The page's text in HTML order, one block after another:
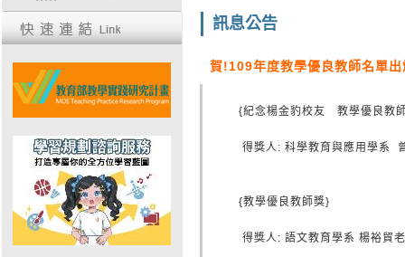
訊息公告
賀!109年度教學優良教師名單
{紀念楊金豹校友 教學優良
得獎人: 科學教育與應用學系
{教學優良教師獎}
得獎人: 語文教育學系 楊裕貿